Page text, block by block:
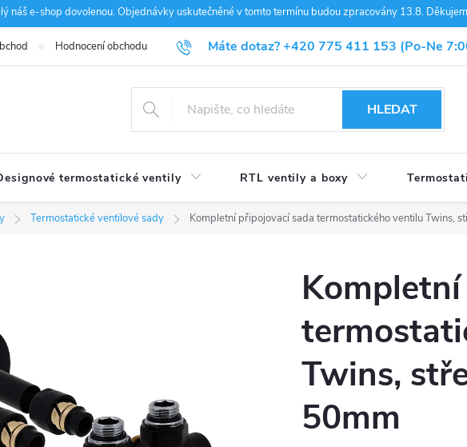
náš e-shop dovolenou. Objednávky uskutečněné v tomto termínu budou zpracovány 13.8.
Máte dotaz?+420 775 411 153 (Po-Ne
Hodnocení obchodu Blog
HLEDAT
termostatické ventily RTL ventily a boxy
Termostatické ventilové sady Kompletní připojovací sada termostatického ventilu Twins,
Twins,
50mm